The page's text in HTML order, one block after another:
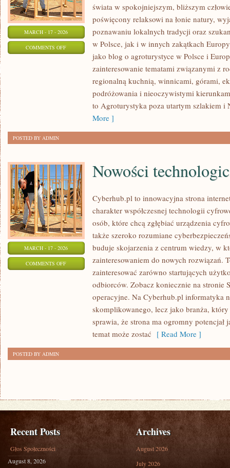
MARCH - 17 - 2026
COMMENTS OFFON
AGROTURYSTYKA
ZAKOCHANYCH
świata w spokojniejszym, bliższym
poświęcony relaksowi na łonie natury,
poznawaniu lokalnych tradycji oraz
w Polsce, jak i w innych zakątkach
jako blog o agroturystyce w Polsce i
zainteresowanie tematami związanymi z
regionalną kuchnią, winnicami, górami,
podróżowania i nieoczywistymi
to Agroturystyka poza utartym szlakiem i
More ]
POSTED BY ADMIN
MARCH - 17 - 2026
COMMENTS OFFON
TECHNOLOGICZNE
Nowości
Cyberhub.pl to innowacyjna strona
charakter współczesnej technologii
osób, które chcą zgłębiać urządzenia
także szeroko rozumiane
buduje skojarzenia z centrum wiedzy, w
zainteresowaniem do nowych rozwiązań.
zainteresować zarówno startujących
odbiorców. Zobacz koniecznie na stronie
operacyjne. Na Cyberhub.pl informatyka
skomplikowanego, lecz jako branża, który
sprawia, że strona ma ogromny
temat może zostać [ Read More ]
POSTED BY ADMIN
Recent Posts
Głos Społeczności
August 8, 2026
Archives
August 2026
July 2026